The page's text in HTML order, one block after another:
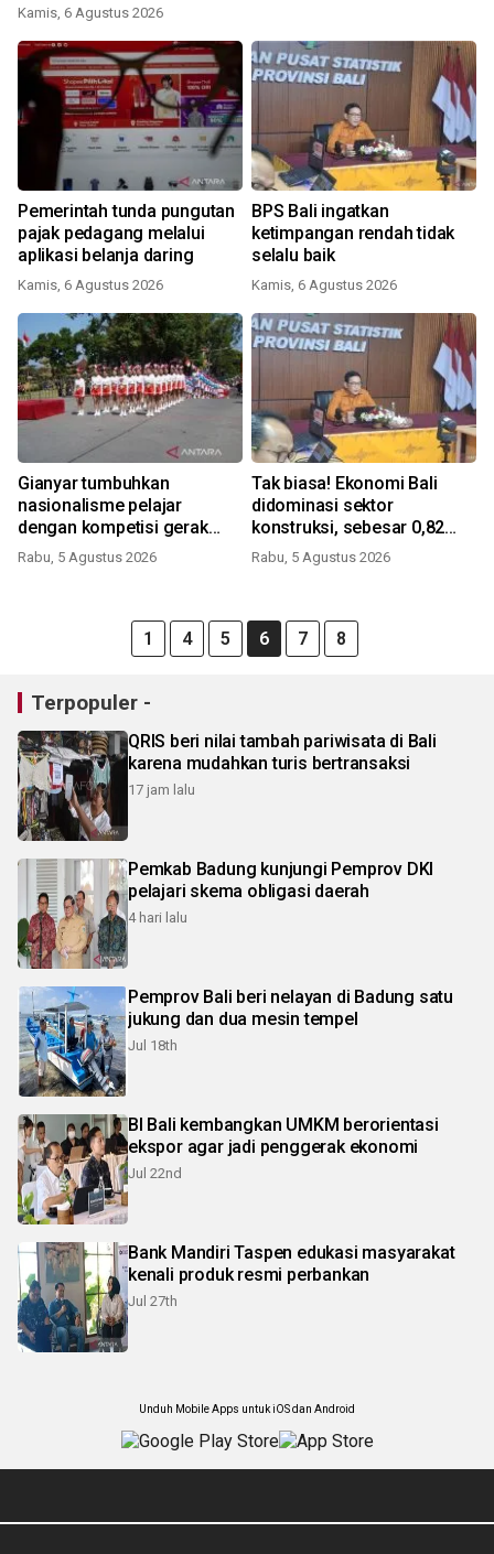
Kamis, 6 Agustus 2026
Pemerintah tunda pungutan
pajak pedagang melalui
aplikasi belanja daring
Kamis, 6 Agustus 2026
BPS Bali ingatkan
ketimpangan rendah tidak
selalu baik
Kamis, 6 Agustus 2026
Gianyar tumbuhkan
nasionalisme pelajar
dengan kompetisi gerak
jalan
Rabu, 5 Agustus 2026
Tak biasa! Ekonomi Bali
didominasi sektor
konstruksi, sebesar 0,82
persen
Rabu, 5 Agustus 2026
1 4 5 6 7 8
Terpopuler -
QRIS beri nilai tambah pariwisata di Bali
karena mudahkan turis bertransaksi
17 jam lalu
Pemkab Badung kunjungi Pemprov DKI
pelajari skema obligasi daerah
4 hari lalu
Pemprov Bali beri nelayan di Badung satu
jukung dan dua mesin tempel
Jul 18th
BI Bali kembangkan UMKM berorientasi
ekspor agar jadi penggerak ekonomi
Jul 22nd
Bank Mandiri Taspen edukasi masyarakat
kenali produk resmi perbankan
Jul 27th
Unduh Mobile Apps untuk iOS dan Android